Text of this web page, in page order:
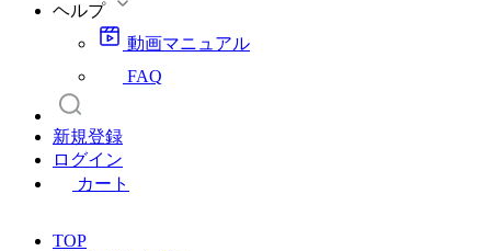
ヘルプ
動画マニュアル
FAQ
新規登録
ログイン
カート
TOP